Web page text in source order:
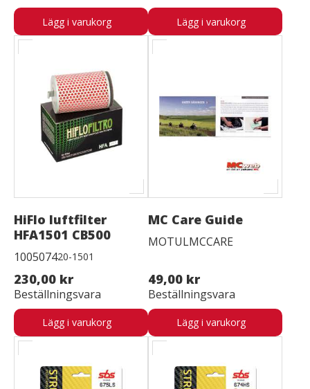
Lägg i varukorg Lägg i varukorg
HiFlo luftfilter
HFA1501 CB500
100507420-1501
230,00 kr
Beställningsvara
Lägg i varukorg
MC Care Guide
MOTULMCCARE
49,00 kr
Beställningsvara
Lägg i varukorg